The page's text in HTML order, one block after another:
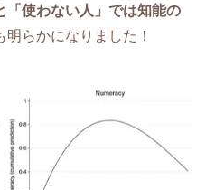
「使わない人」では知能の
明らかになりました！